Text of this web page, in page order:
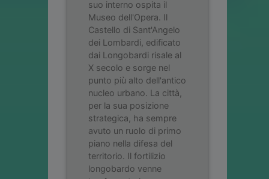
suo interno ospita il
Museo dell'Opera. Il
Castello di Sant'Angelo
dei Lombardi, edificato
dai Longobardi risale al
X secolo e sorge nel
punto più alto dell'antico
nucleo urbano. La città,
per la sua posizione
strategica, ha sempre
avuto un ruolo di primo
piano nella difesa del
territorio. Il fortilizio
longobardo venne